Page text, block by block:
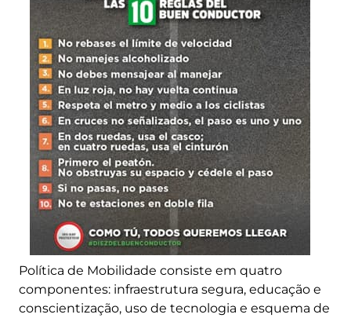
Política de Mobilidade consiste em quatro
componentes: infraestrutura segura, educação e
conscientização, uso de tecnologia e esquema de